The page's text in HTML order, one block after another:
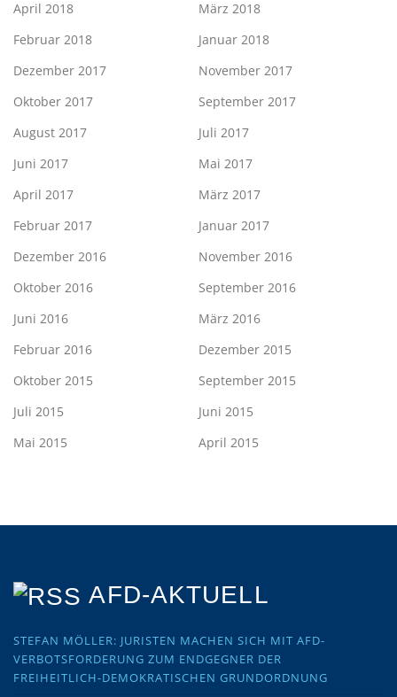
April 2018
März 2018
Februar 2018
Januar 2018
Dezember 2017
November 2017
Oktober 2017
September 2017
August 2017
Juli 2017
Juni 2017
Mai 2017
April 2017
März 2017
Februar 2017
Januar 2017
Dezember 2016
November 2016
Oktober 2016
September 2016
Juni 2016
März 2016
Februar 2016
Dezember 2015
Oktober 2015
September 2015
Juli 2015
Juni 2015
Mai 2015
April 2015
AFD-AKTUELL
STEFAN MÖLLER: JURISTEN MACHEN SICH MIT AFD-
VERBOTSFORDERUNG ZUM ENDGEGNER DER
FREIHEITLICH-DEMOKRATISCHEN GRUNDORDNUNG